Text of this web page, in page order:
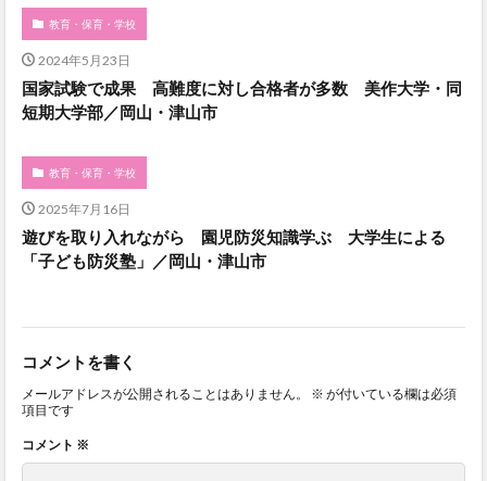
教育・保育・学校
2024年5月23日
国家試験で成果 高難度に対し合格者が多数 美作大学・同
短期大学部／岡山・津山市
教育・保育・学校
2025年7月16日
遊びを取り入れながら 園児防災知識学ぶ 大学生による
「子ども防災塾」／岡山・津山市
コメントを書く
メールアドレスが公開されることはありません。 ※ が付いている欄は必須
項目です
コメント ※